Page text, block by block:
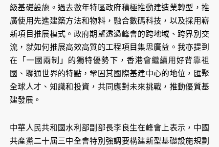
級基礎設施。過去數年特區政府積極推動建造業轉型，推
廣使用先進建築方法和物料，融合數碼科技，以及採用嶄
新項目推展模式。政府期望透過峰會的跨地域、跨界別交
流，就如何推展高效高質的工程項目集思廣益。我亦提到
在「一國兩制」的獨特優勢下，香港會繼續用好背靠祖
國、聯通世界的特點，鞏固其國際基建中心的地位，匯聚
全球人才、知識和投資，共同應對未來挑戰，推動優質基
建發展。
中華人民共和國水利部副部長李良生在峰會上表示，中國
共產黨二十屆三中全會特別強調要構建新型基礎設施規劃